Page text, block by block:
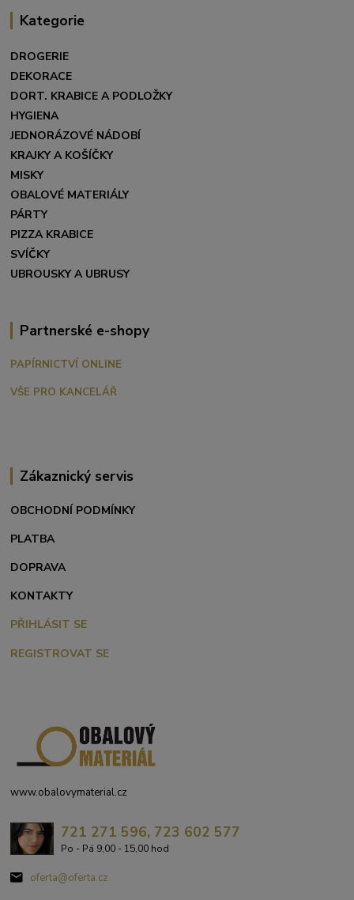
Kategorie
DROGERIE
DEKORACE
DORT. KRABICE A PODLOŽKY
HYGIENA
JEDNORÁZOVÉ NÁDOBÍ
KRAJKY A KOŠÍČKY
MISKY
OBALOVÉ MATERIÁLY
PÁRTY
PIZZA KRABICE
SVÍČKY
UBROUSKY A UBRUSY
Partnerské e-shopy
PAPÍRNICTVÍ ONLINE
VŠE PRO KANCELÁŘ
Zákaznický servis
OBCHODNÍ PODMÍNKY
PLATBA
DOPRAVA
KONTAKTY
PŘIHLÁSIT SE
REGISTROVAT SE
www.obalovymaterial.cz
721 271 596, 723 602 577
Po - Pá 9,00 - 15,00 hod
oferta@oferta.cz